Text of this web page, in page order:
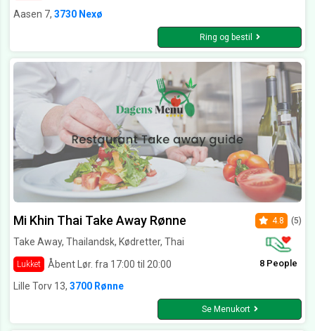
Aasen 7, 3730 Nexø
Ring og bestil
Mi Khin Thai Take Away Rønne
Take Away, Thailandsk, Kødretter, Thai
Lukket Åbent Lør. fra 17:00 til 20:00
4.8 (5)
8 People
Lille Torv 13, 3700 Rønne
Se Menukort